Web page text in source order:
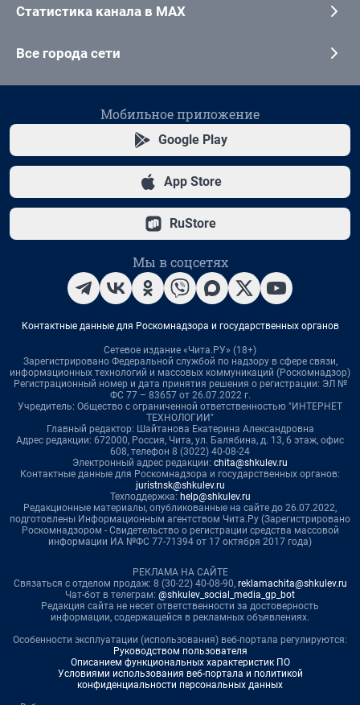
Статистика канала в MAX
Все города сети
Мобильное приложение
Google Play
App Store
RuStore
Мы в соцсетях
Контактные данные для Роскомнадзора и государственных органов
Сетевое издание «Чита.РУ» (18+)
Зарегистрировано Федеральной службой по надзору в сфере связи,
информационных технологий и массовых коммуникаций (Роскомнадзор)
Регистрационный номер и дата принятия решения о регистрации: ЭЛ №
ФС 77 – 83657 от 26.07.2022 г.
Учредитель: Общество с ограниченной ответственностью "ИНТЕРНЕТ
ТЕХНОЛОГИИ"
Главный редактор: Шайтанова Екатерина Александровна
Адрес редакции: 672000, Россия, Чита, ул. Балябина, д. 13, 6 этаж, офис
608, телефон 8 (3022) 40-08-24
Электронный адрес редакции: chita@shkulev.ru
Контактные данные для Роскомнадзора и государственных органов:
juristnsk@shkulev.ru
Техподдержка: help@shkulev.ru
Редакционные материалы, опубликованные на сайте до 26.07.2022,
подготовлены Информационным агентством Чита.Ру (Зарегистрировано
Роскомнадзором - Свидетельство о регистрации средства массовой
информации ИА №ФС 77-71394 от 17 октября 2017 года)
РЕКЛАМА НА САЙТЕ
Связаться с отделом продаж: 8 (30-22) 40-08-90, reklamachita@shkulev.ru
Чат-бот в телеграм: @shkulev_social_media_gp_bot
Редакция сайта не несет ответственности за достоверность
информации, содержащейся в рекламных объявлениях.
Особенности эксплуатации (использования) веб-портала регулируются:
Руководством пользователя
Описанием функциональных характеристик ПО
Условиями использования веб-портала и политикой
конфиденциальности персональных данных